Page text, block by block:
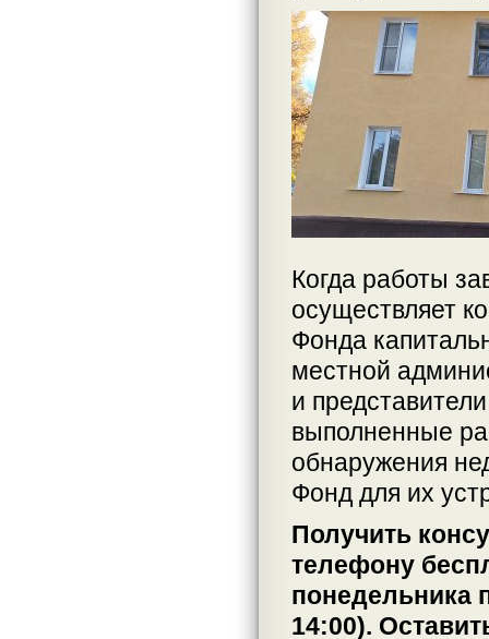
Когда работы
осуществляет
Фонда
местной
и
выполненные
обнаружения
Фонд для их
Получить
телефону
понедельника
14:00).